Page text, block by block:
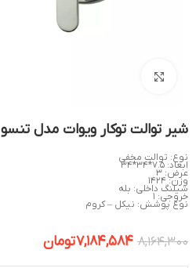
شیر توالت توکار ویوات مدل تنسو
نوع: توالت مخفی
ابعاد: 7.5*34*34
عرض: 3
وزن: 1424
شیلنگ داخلی: بله
خروجی: 1
نوع پوشش: نیکل – کروم
8,164,300
7,184,584تومان